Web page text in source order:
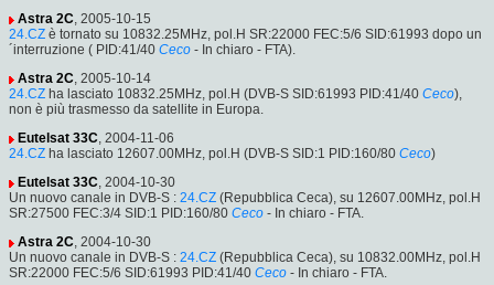
Astra 2C, 2005-10-15
24.CZ è tornato su 10832.25MHz, pol.H SR:22000 FEC:5/6 SID:61993 dopo un
´interruzione ( PID:41/40 Ceco - In chiaro - FTA).
Astra 2C, 2005-10-14
24.CZ ha lasciato 10832.25MHz, pol.H (DVB-S SID:61993 PID:41/40 Ceco),
non è più trasmesso da satellite in Europa.
Eutelsat 33C, 2004-11-06
24.CZ ha lasciato 12607.00MHz, pol.H (DVB-S SID:1 PID:160/80 Ceco)
Eutelsat 33C, 2004-10-30
Un nuovo canale in DVB-S : 24.CZ (Repubblica Ceca), su 12607.00MHz, pol.H
SR:27500 FEC:3/4 SID:1 PID:160/80 Ceco - In chiaro - FTA.
Astra 2C, 2004-10-30
Un nuovo canale in DVB-S : 24.CZ (Repubblica Ceca), su 10832.00MHz, pol.H
SR:22000 FEC:5/6 SID:61993 PID:41/40 Ceco - In chiaro - FTA.